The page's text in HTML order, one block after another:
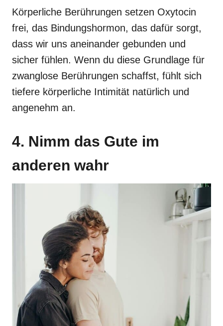
Körperliche Berührungen setzen Oxytocin
frei, das Bindungshormon, das dafür sorgt,
dass wir uns aneinander gebunden und
sicher fühlen. Wenn du diese Grundlage für
zwanglose Berührungen schaffst, fühlt sich
tiefere körperliche Intimität natürlich und
angenehm an.
4. Nimm das Gute im
anderen wahr